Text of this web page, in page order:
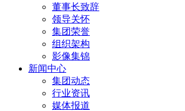
董事长致辞
领导关怀
集团荣誉
组织架构
影像集锦
新闻中心
集团动态
行业资讯
媒体报道